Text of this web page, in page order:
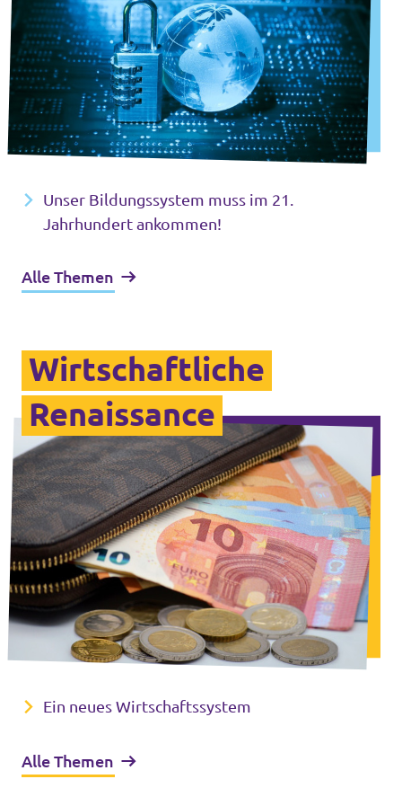
Unser Bildungssystem muss im 21.
Jahrhundert ankommen!
Alle Themen
Wirtschaftliche
Renaissance
Ein neues Wirtschaftssystem
Alle Themen